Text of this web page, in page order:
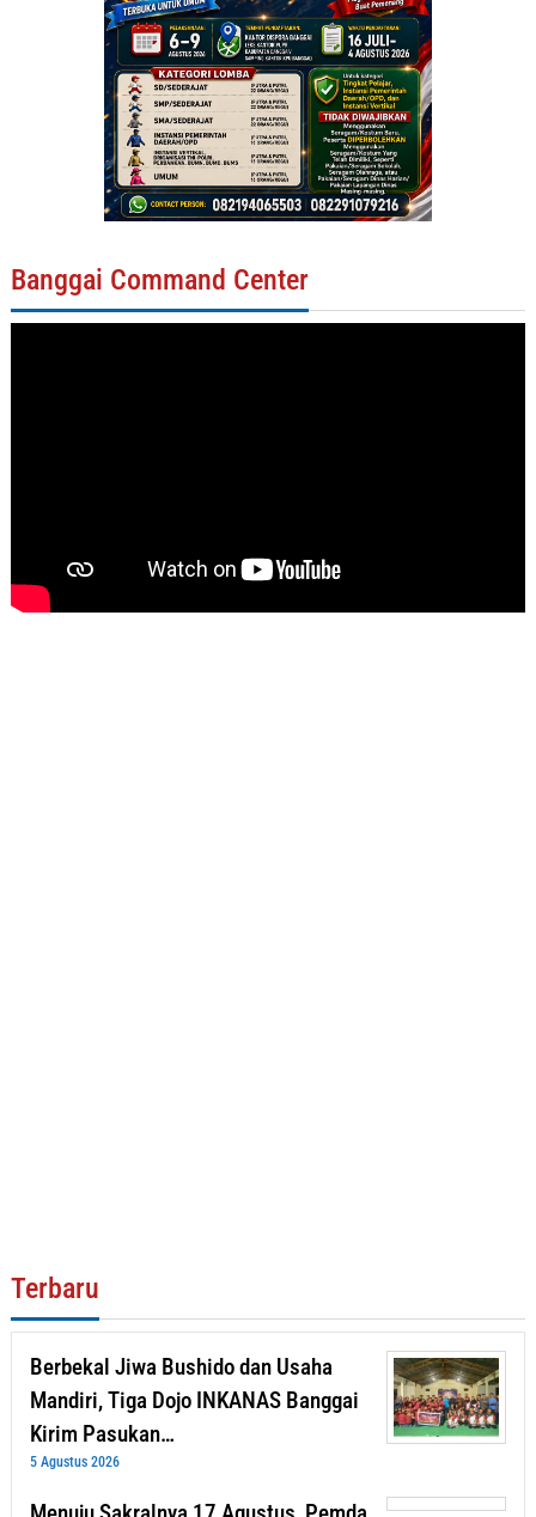
Banggai Command Center
Terbaru
Berbekal Jiwa Bushido dan Usaha
Mandiri, Tiga Dojo INKANAS Banggai
Kirim Pasukan…
5 Agustus 2026